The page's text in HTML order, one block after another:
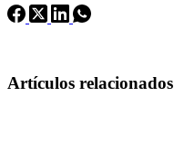
Artículos relacionados